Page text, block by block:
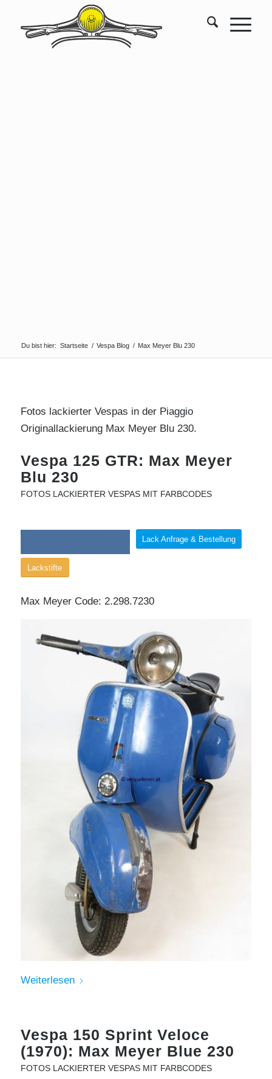
Du bist hier: Startseite / Vespa Blog / Max Meyer Blu 230
Fotos lackierter Vespas in der Piaggio
Originallackierung Max Meyer Blu 230.
Vespa 125 GTR: Max Meyer
Blu 230
FOTOS LACKIERTER VESPAS MIT FARBCODES
Lack Anfrage & Bestellung
Lackstifte
Max Meyer Code: 2.298.7230
Weiterlesen
Vespa 150 Sprint Veloce
(1970): Max Meyer Blue 230
FOTOS LACKIERTER VESPAS MIT FARBCODES